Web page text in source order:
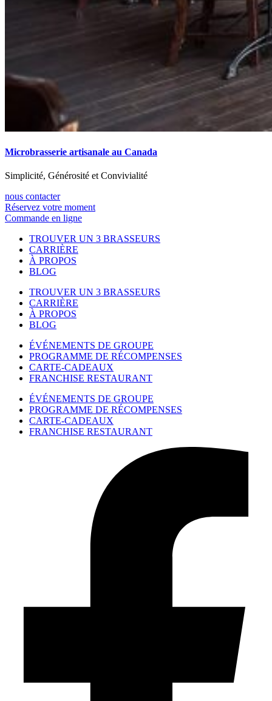
Microbrasserie artisanale au Canada
Simplicité, Générosité et Convivialité
nous contacter
Réservez votre moment
Commande en ligne
TROUVER UN 3 BRASSEURS
CARRIÈRE
À PROPOS
BLOG
TROUVER UN 3 BRASSEURS
CARRIÈRE
À PROPOS
BLOG
ÉVÉNEMENTS DE GROUPE
PROGRAMME DE RÉCOMPENSES
CARTE-CADEAUX
FRANCHISE RESTAURANT
ÉVÉNEMENTS DE GROUPE
PROGRAMME DE RÉCOMPENSES
CARTE-CADEAUX
FRANCHISE RESTAURANT